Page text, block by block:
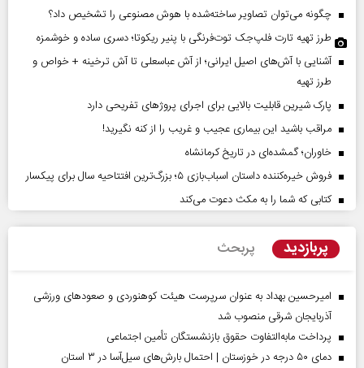
چگونه می‌توان تصاویر ساخته‌شده با هوش مصنوعی را تشخیص داد؟
طرز تهیه تارت فلپ‌جک توت‌فرنگی با پنیر ریکوتا؛ دسری ساده و خوشمزه
آشنایی با آش‌های اصیل ایرانی؛ از آش عباسعلی تا آش ترخینه + خواص و
طرز تهیه
پارک شیرین قابلیت‌ بالایی برای اجرای پروژهای تفریحی دارد
مراقب باشید این بیماری عجیب و غریب را از کنه نگیرید!
خاوران؛ گمشده‌ای در تاریخ کرمانشاه
فروش خیره‌کننده داستان اسباب‌بازی ۵؛ بزرگ‌ترین افتتاحیه سال برای پیکسار
کتابی که شما را به مکث دعوت می‌کند
پربازدید پربحث
امیرحسین بهداد به عنوان سرپرست هیئت کوهنوردی و صعودهای ورزشی
آذربایجان شرقی منصوب شد
پرداخت مابه‌التفاوت حقوق بازنشستگان تأمین اجتماعی
دمای ۵۰ درجه در خوزستان | احتمال بارش‌های سیل‌آسا در ۳ استان